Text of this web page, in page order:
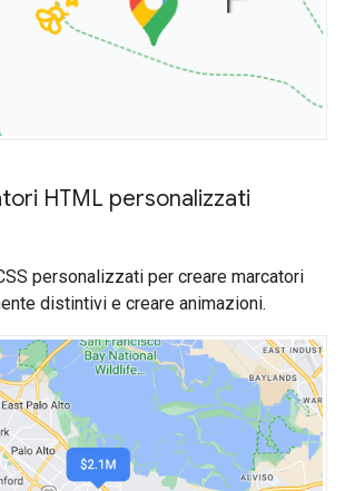
HTML personalizzati
personalizzati per creare marcatori
distintivi e creare animazioni.